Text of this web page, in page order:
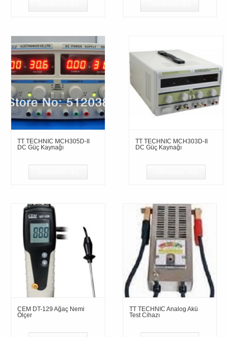
TT TECHNIC MCH305D-II
DC Güç Kaynağı
TT TECHNIC MCH303D-II
DC Güç Kaynağı
CEM DT-129 Ağaç Nemi
Ölçer
TT TECHNIC Analog Akü
Test Cihazı